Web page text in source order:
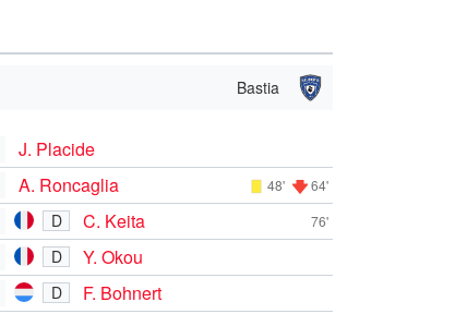
Bastia
J. Placide
A. Roncaglia 48' 64'
D C. Keita 76'
D
Y. Okou
D
F. Bohnert